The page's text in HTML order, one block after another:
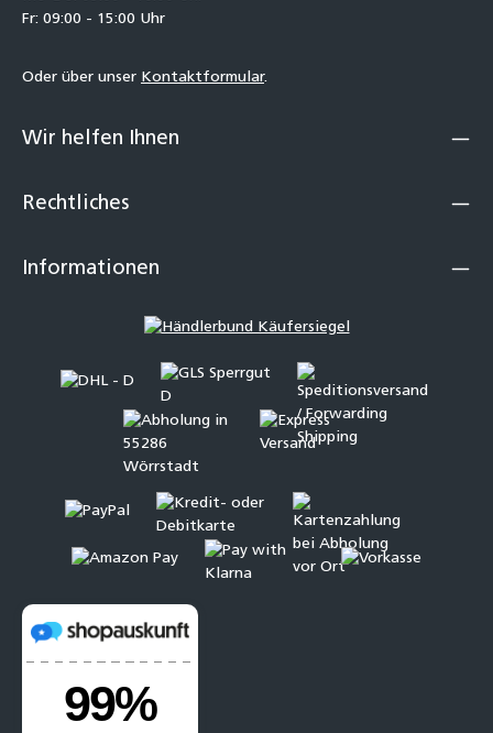
Fr: 09:00 - 15:00 Uhr
Oder über unser Kontaktformular.
Wir helfen Ihnen
Rechtliches
Informationen